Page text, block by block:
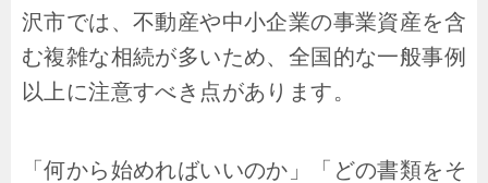
沢市では、不動産や中小企業の事業資産を含
む複雑な相続が多いため、全国的な一般事例
以上に注意すべき点があります。
「何から始めればいいのか」「どの書類をそ